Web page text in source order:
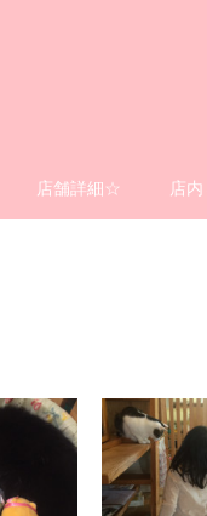
店舗詳細☆ 店内